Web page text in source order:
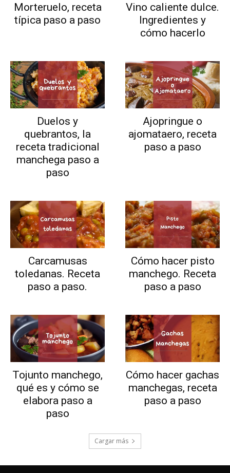
Morteruelo, receta
típica paso a paso
Vino caliente dulce.
Ingredientes y
cómo hacerlo
Duelos y
quebrantos, la
receta tradicional
manchega paso a
paso
Ajopringue o
ajomataero, receta
paso a paso
Carcamusas
toledanas. Receta
paso a paso.
Cómo hacer pisto
manchego. Receta
paso a paso
Tojunto manchego,
qué es y cómo se
elabora paso a
paso
Cómo hacer gachas
manchegas, receta
paso a paso
Cargar más